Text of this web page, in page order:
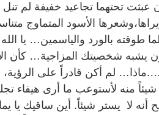
تحتهما تجاعيد خفيفة لم تنل
الأسود المتماوج
طوقته بالورد والياسمين… يا الله
يشبه شخصيتك المزاجية… كأن
لم أكن قادراً على
منه لأستوعب ما أرى
لا يستر شيئاً. أين ساقيك يا